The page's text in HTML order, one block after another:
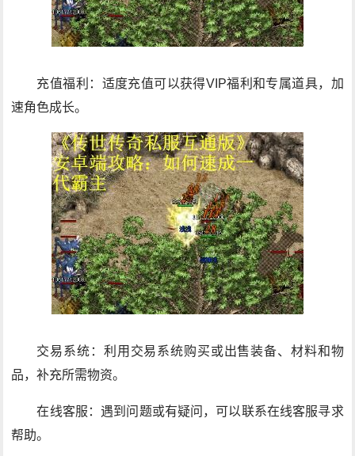
充值福利：适度充值可以获得VIP福利和专属道具，加
速角色成长。
交易系统：利用交易系统购买或出售装备、材料和物
品，补充所需物资。
在线客服：遇到问题或有疑问，可以联系在线客服寻求
帮助。